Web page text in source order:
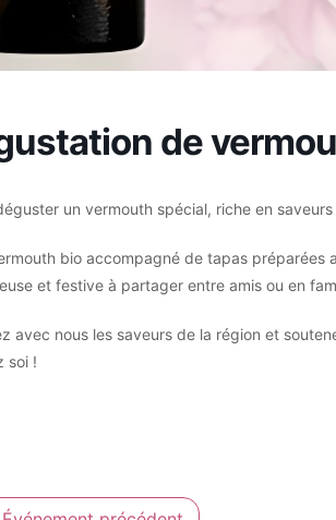
de
un vermouth spécial, riche en
bio accompagné de tapas préparées
et festive à partager entre amis ou en
avec nous les saveurs de la région et
soi !